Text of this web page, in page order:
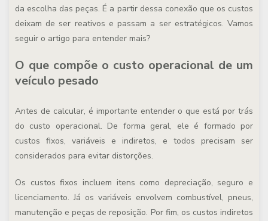
da escolha das peças. É a partir dessa conexão que os custos
deixam de ser reativos e passam a ser estratégicos. Vamos
seguir o artigo para entender mais?
O que compõe o custo operacional de um
veículo pesado
Antes de calcular, é importante entender o que está por trás
do custo operacional. De forma geral, ele é formado por
custos fixos, variáveis e indiretos, e todos precisam ser
considerados para evitar distorções.
Os custos fixos incluem itens como depreciação, seguro e
licenciamento. Já os variáveis envolvem combustível, pneus,
manutenção e peças de reposição. Por fim, os custos indiretos